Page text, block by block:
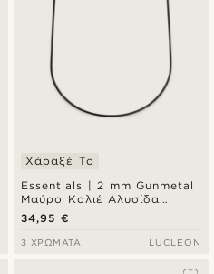
Essentials | 2 mm Gunmetal
Μαύρο Κολιέ Αλυσίδα
Λαιμού Snake Chain
Χάραξέ Το
34,95 €
3 ΧΡΏΜΑΤΑ LUCLEON